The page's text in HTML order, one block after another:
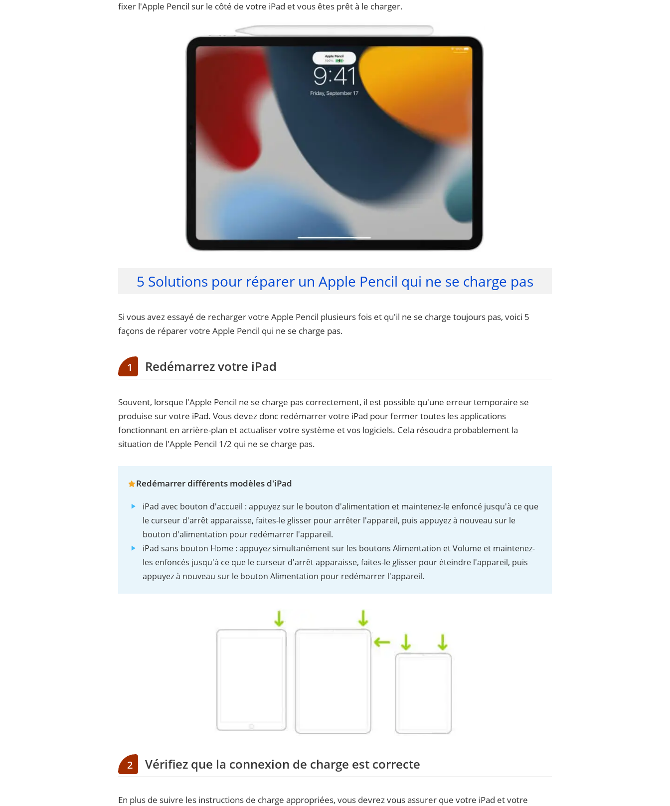
fixer l'Apple Pencil sur le côté de votre iPad et vous êtes prêt à le charger.
5 Solutions pour réparer un Apple Pencil qui ne se charge pas
Si vous avez essayé de recharger votre Apple Pencil plusieurs fois et qu'il ne se charge toujours pas, voici 5
façons de réparer votre Apple Pencil qui ne se charge pas.
1 Redémarrez votre iPad
Souvent, lorsque l'Apple Pencil ne se charge pas correctement, il est possible qu'une erreur temporaire se
produise sur votre iPad. Vous devez donc redémarrer votre iPad pour fermer toutes les applications
fonctionnant en arrière-plan et actualiser votre système et vos logiciels. Cela résoudra probablement la
situation de l'Apple Pencil 1/2 qui ne se charge pas.
Redémarrer différents modèles d'iPad
iPad avec bouton d'accueil : appuyez sur le bouton d'alimentation et maintenez-le enfoncé jusqu'à ce que
le curseur d'arrêt apparaisse, faites-le glisser pour arrêter l'appareil, puis appuyez à nouveau sur le
bouton d'alimentation pour redémarrer l'appareil.
iPad sans bouton Home : appuyez simultanément sur les boutons Alimentation et Volume et maintenez-
les enfoncés jusqu'à ce que le curseur d'arrêt apparaisse, faites-le glisser pour éteindre l'appareil, puis
appuyez à nouveau sur le bouton Alimentation pour redémarrer l'appareil.
2 Vérifiez que la connexion de charge est correcte
En plus de suivre les instructions de charge appropriées, vous devrez vous assurer que votre iPad et votre